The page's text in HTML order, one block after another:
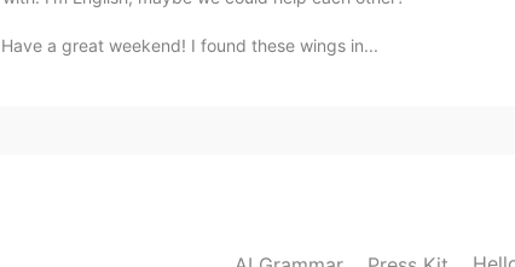
a great weekend! I found these wings in...